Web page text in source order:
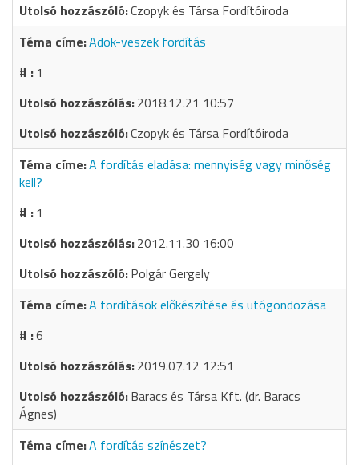
Czopyk és Társa Fordítóiroda
Adok-veszek fordítás
1
2018.12.21 10:57
Czopyk és Társa Fordítóiroda
A fordítás eladása: mennyiség vagy minőség
kell?
1
2012.11.30 16:00
Polgár Gergely
A fordítások előkészítése és utógondozása
6
2019.07.12 12:51
Baracs és Társa Kft. (dr. Baracs
Ágnes)
A fordítás színészet?